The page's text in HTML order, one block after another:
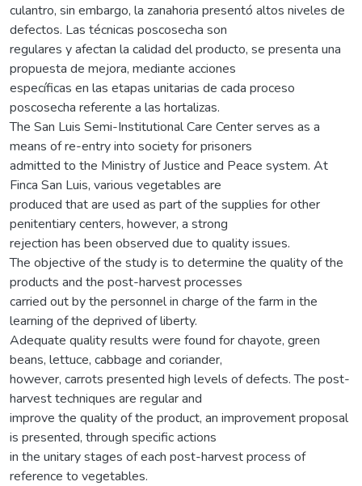
culantro, sin embargo, la zanahoria presentó altos niveles de
defectos. Las técnicas poscosecha son
regulares y afectan la calidad del producto, se presenta una
propuesta de mejora, mediante acciones
específicas en las etapas unitarias de cada proceso
poscosecha referente a las hortalizas.
The San Luis Semi-Institutional Care Center serves as a
means of re-entry into society for prisoners
admitted to the Ministry of Justice and Peace system. At
Finca San Luis, various vegetables are
produced that are used as part of the supplies for other
penitentiary centers, however, a strong
rejection has been observed due to quality issues.
The objective of the study is to determine the quality of the
products and the post-harvest processes
carried out by the personnel in charge of the farm in the
learning of the deprived of liberty.
Adequate quality results were found for chayote, green
beans, lettuce, cabbage and coriander,
however, carrots presented high levels of defects. The post-
harvest techniques are regular and
improve the quality of the product, an improvement proposal
is presented, through specific actions
in the unitary stages of each post-harvest process of
reference to vegetables.